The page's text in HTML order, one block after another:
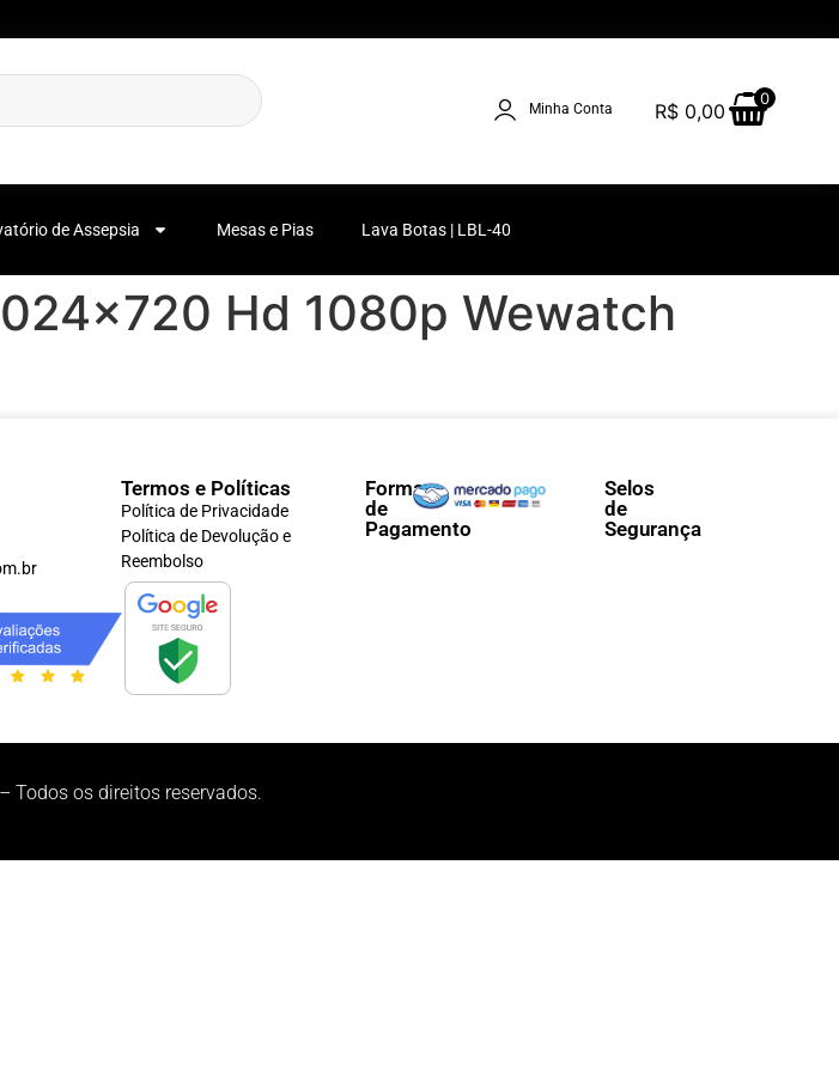
Minha Conta R$0,00
0
de Assepsia Mesas e Pias Lava Botas | LBL-40
Hd 1080p Wewatch
Termos e Políticas
Política de Privacidade
Política de Devolução e
Reembolso
Forma
de
Pagamento
Selos
de
Segurança
Todos os direitos reservados.